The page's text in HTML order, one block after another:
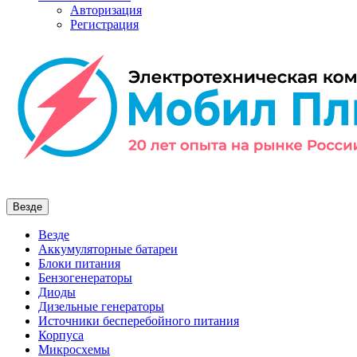
Авторизация
Регистрация
Везде
Везде
Аккумуляторные батареи
Блоки питания
Бензогенераторы
Диоды
Дизельные генераторы
Источники бесперебойного питания
Корпуса
Микросхемы